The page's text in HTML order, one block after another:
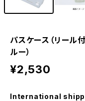
パスケース（リール
ルー）
¥2,530
International